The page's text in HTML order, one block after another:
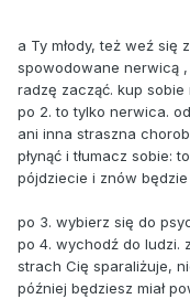
a Ty młody, też weź się
spowodowane nerwicą
radzę zacząć. kup sobie
po 2. to tylko nerwica.
ani inna straszna
płynąć i tłumacz sobie:
pójdziecie i znów
po 3. wybierz się do
po 4. wychodź do ludzi.
strach Cię sparaliżuje,
później będziesz miał